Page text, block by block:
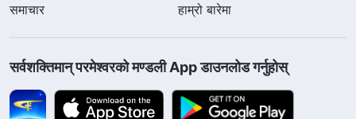
समाचार
हाम्रो बारेमा
सर्वशक्तिमान्‌ परमेश्‍वरको मण्डली App डाउनलोड गर्नुहोस्